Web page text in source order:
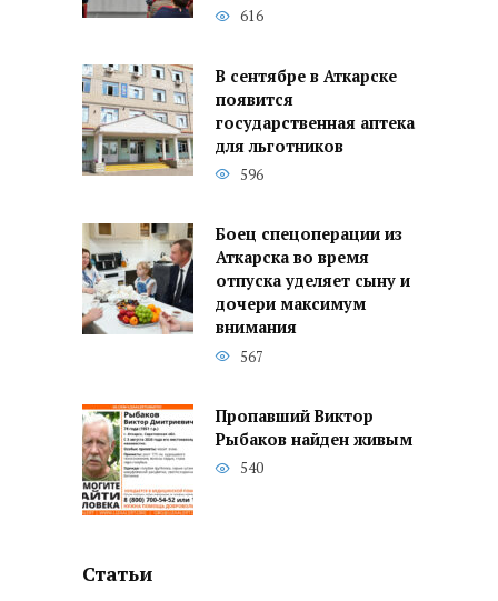
616
В сентябре в Аткарске
появится
государственная аптека
для льготников
596
Боец спецоперации из
Аткарска во время
отпуска уделяет сыну и
дочери максимум
внимания
567
Пропавший Виктор
Рыбаков найден живым
540
Статьи